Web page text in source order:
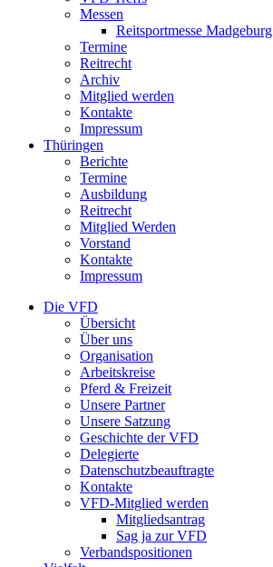
Messen
Reitsportmesse Madgeburg
Termine
Reitrecht
Archiv
Mitglied werden
Kontakte
Impressum
Thüringen
Berichte
Termine
Ausbildung
Reitrecht
Mitglied Werden
Vorstand
Kontakte
Impressum
Die VFD
Übersicht
Über uns
Organisation
Arbeitskreise
Pferd & Freizeit
Unsere Partner
Unsere Satzung
Geschichte der VFD
Delegierte
Datenschutzbeauftragte
Kontakte
VFD-Mitglied werden
Mitgliedsantrag
Sag ja zur VFD
Verbandspositionen